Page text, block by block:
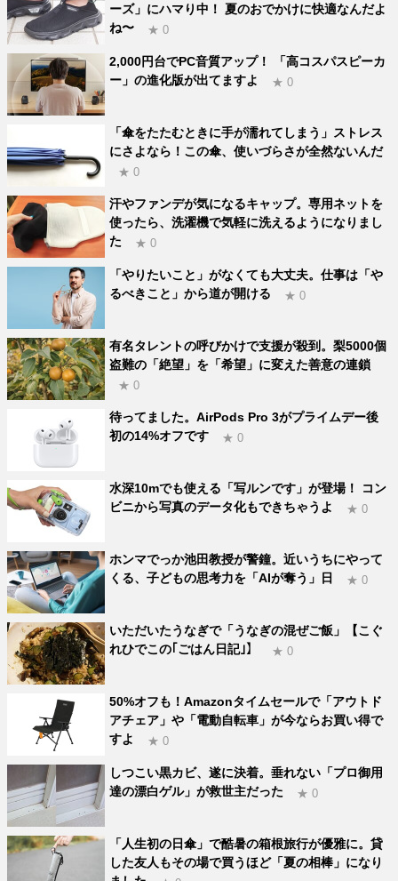
ーズ」にハマり中！ 夏のおでかけに快適なんだよ
ね〜
★ 0
2,000円台でPC音質アップ！ 「高コスパスピーカ
ー」の進化版が出てますよ
★ 0
「傘をたたむときに手が濡れてしまう」ストレス
にさよなら！この傘、使いづらさが全然ないんだ
★ 0
汗やファンデが気になるキャップ。専用ネットを
使ったら、洗濯機で気軽に洗えるようになりまし
た
★ 0
「やりたいこと」がなくても大丈夫。仕事は「や
るべきこと」から道が開ける
★ 0
有名タレントの呼びかけで支援が殺到。梨5000個
盗難の「絶望」を「希望」に変えた善意の連鎖
★ 0
待ってました。AirPods Pro 3がプライムデー後
初の14%オフです
★ 0
水深10mでも使える「写ルンです」が登場！ コン
ビニから写真のデータ化もできちゃうよ
★ 0
ホンマでっか池田教授が警鐘。近いうちにやって
くる、子どもの思考力を「AIが奪う」日
★ 0
いただいたうなぎで「うなぎの混ぜご飯」【こぐ
れひでこの｢ごはん日記｣】
★ 0
50%オフも！Amazonタイムセールで「アウトド
アチェア」や「電動自転車」が今ならお買い得で
すよ
★ 0
しつこい黒カビ、遂に決着。垂れない「プロ御用
達の漂白ゲル」が救世主だった
★ 0
「人生初の日傘」で酷暑の箱根旅行が優雅に。貸
した友人もその場で買うほど「夏の相棒」になり